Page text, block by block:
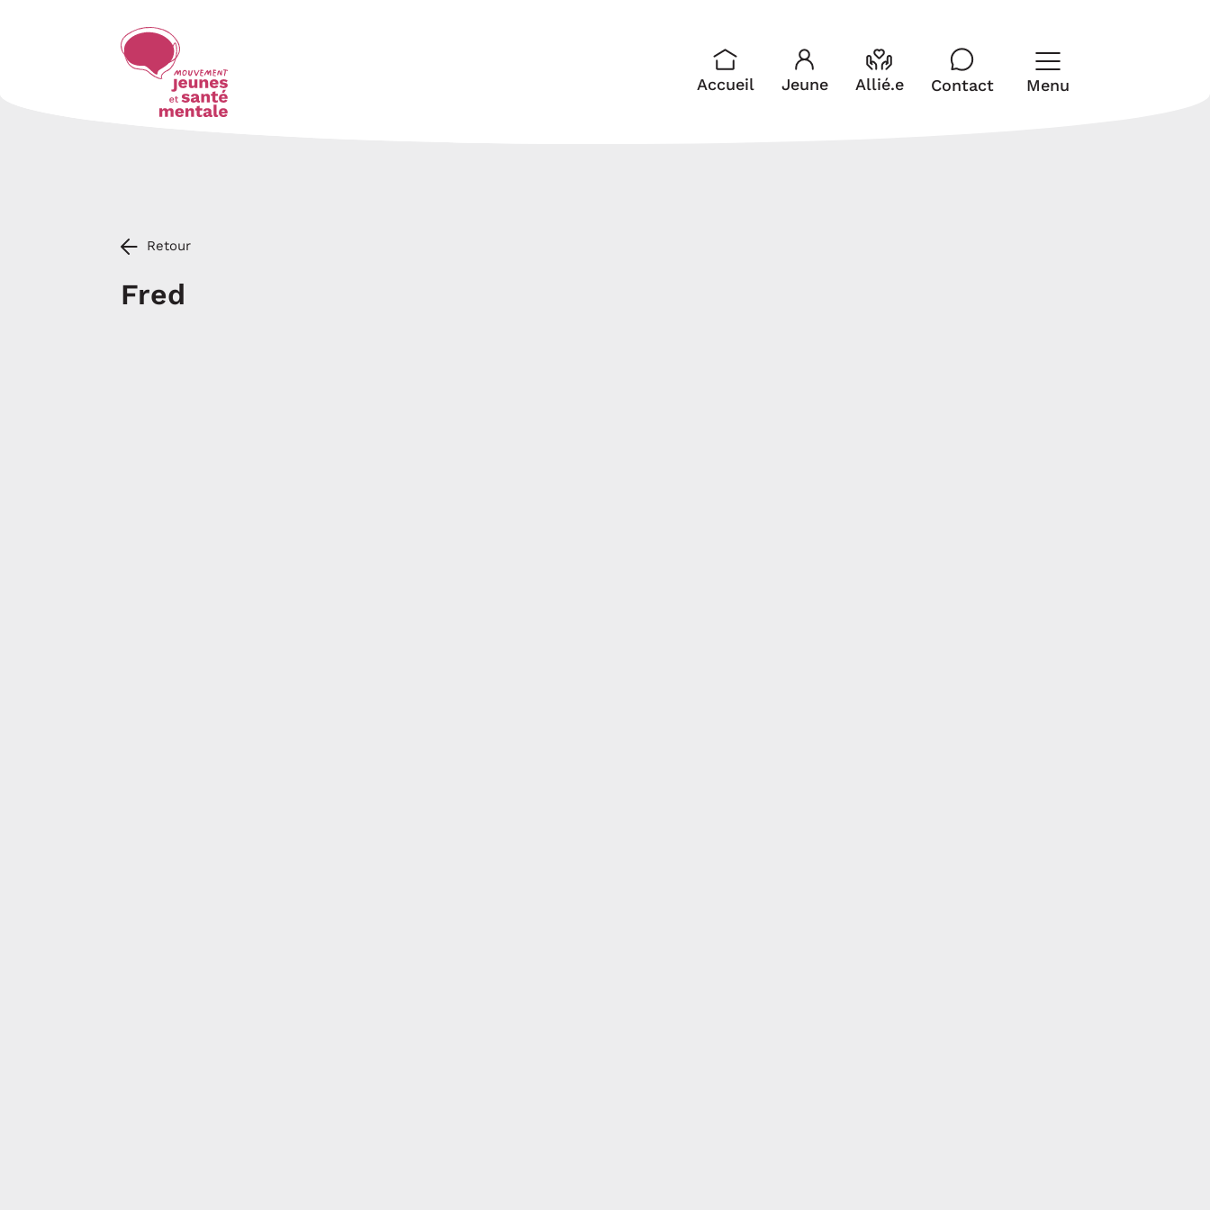
Accueil Jeune Allié.e Contact Menu
Fermer
Retour
Fred